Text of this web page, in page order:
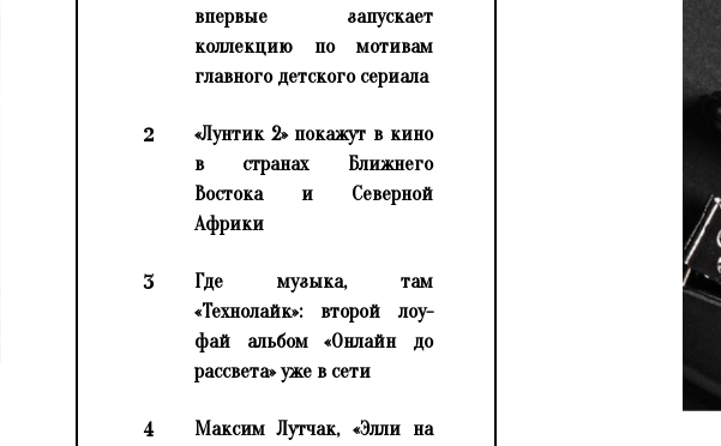
впервые запускает
коллекцию по мотивам
главного детского сериала
2
«Лунтик 2» покажут в кино
в странах Ближнего
Востока и Северной
Африки
3
Где музыка, там
«Технолайк»: второй лоу-
фай альбом «Онлайн до
рассвета» уже в сети
4
Максим Лутчак, «Элли на